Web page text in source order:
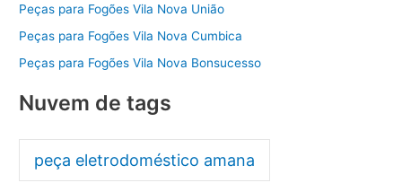
Peças para Fogões Vila Nova União
Peças para Fogões Vila Nova Cumbica
Peças para Fogões Vila Nova Bonsucesso
Nuvem de tags
peça eletrodoméstico amana